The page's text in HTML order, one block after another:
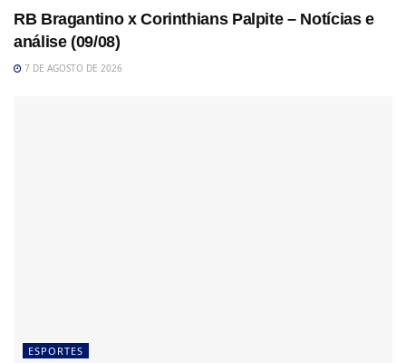
RB Bragantino x Corinthians Palpite – Notícias e
análise (09/08)
7 DE AGOSTO DE 2026
ESPORTES